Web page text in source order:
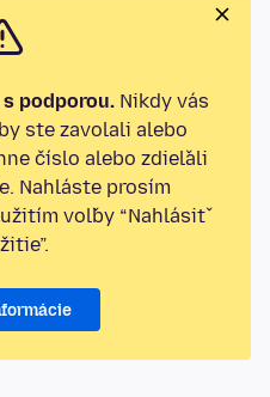
podporou. Nikdy vás
ste zavolali alebo
číslo alebo zdieľali
Nahláste prosím
voľby “Nahlásiť